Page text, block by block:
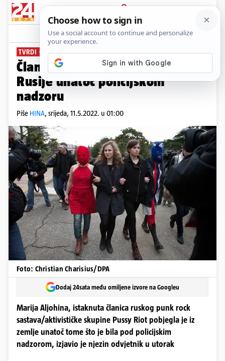
PRIJAVA
News Komentari
TVRDI ODVJETNIK
Članica Pussy Riota pobjegla iz
Rusije unatoč policijskom
nadzoru
Piše HINA, srijeda, 11.5.2022. u 01:00
Foto: Christian Charisius/DPA
Dodaj 24sata među omiljene izvore na Googleu
Marija Aljohina, istaknuta članica ruskog punk rock
sastava/aktivističke skupine Pussy Riot pobjegla je iz
zemlje unatoč tome što je bila pod policijskim
nadzorom, izjavio je njezin odvjetnik u utorak